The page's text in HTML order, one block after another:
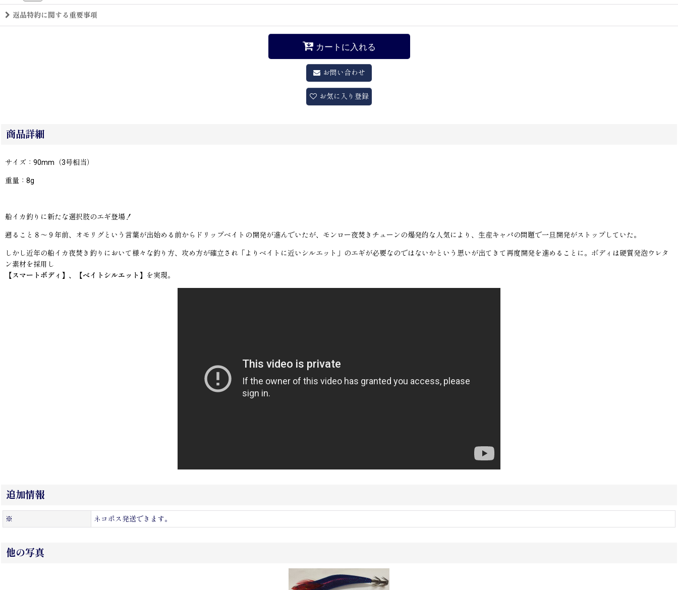
返品特約に関する重要事項
カートに入れる
お問い合わせ
お気に入り登録
商品詳細
サイズ：90mm（3号相当）
重量：8g
船イカ釣りに新たな選択肢のエギ登場！
遡ること８〜９年前、オモリグという言葉が出始める前からドリップベイトの開発が進んでいたが、モンロー夜焚きチューンの爆発的な人気により、生産キャパの問題で一旦開発がストップしていた。
しかし近年の船イカ夜焚き釣りにおいて様々な釣り方、攻め方が確立され「よりベイトに近いシルエット」のエギが必要なのではないかという思いが出てきて再度開発を進めることに。ボディは硬質発泡ウレタ
ン素材を採用し
【スマートボディ】、【ベイトシルエット】
を実現。
追加情報
※ ネコポス発送できます。
他の写真